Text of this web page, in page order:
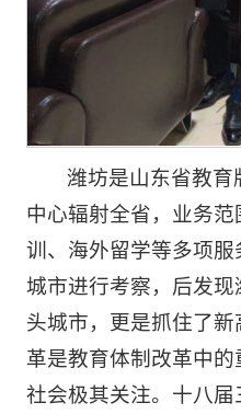
潍坊是山东省教
中心辐射全省，业务
训、海外留学等多项
城市进行考察，后发
头城市，更是抓住了
革是教育体制改革中
社会极其关注。十八